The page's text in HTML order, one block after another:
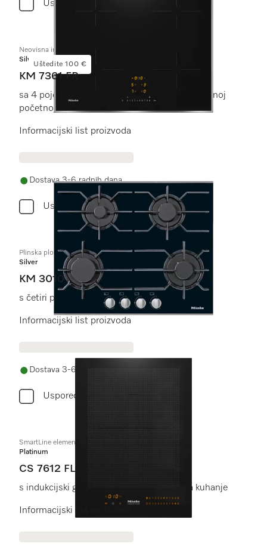
Usporediti
Uštedite 100 €
Neovisna indukcijska ploča
Silver
KM 7361 FR
sa 4 pojedinačne zone za kuhanje po pristupačnoj
početnoj cijeni
Informacijski list proizvoda
Dostava 3-6 radnih dana
Usporediti
Plinska ploča za kuhanje
Silver
KM 3010
s četiri plamenika
Informacijski list proizvoda
Dostava 3-6 radnih dana
Usporediti
SmartLine element
Platinum
CS 7612 FL
s indukcijski grijanim PowerFlex poljem za kuhanje
Informacijski list proizvoda